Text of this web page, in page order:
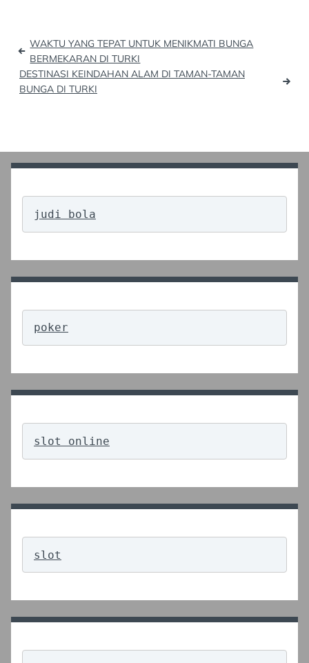
Post
navigation
WAKTU YANG TEPAT UNTUK MENIKMATI BUNGA
BERMEKARAN DI TURKI
DESTINASI KEINDAHAN ALAM DI TAMAN-TAMAN
BUNGA DI TURKI
judi bola
poker
slot online
slot